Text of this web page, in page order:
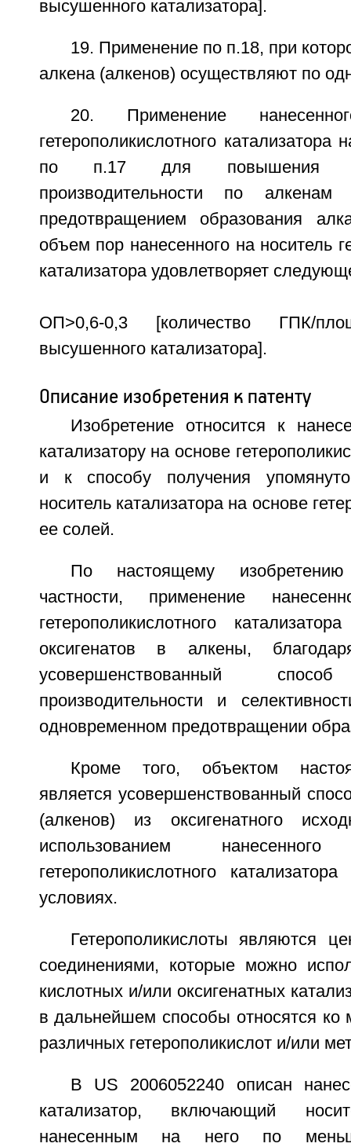
высушенного катализатора].
19. Применение по п.18, при
алкена (алкенов) осуществляют по
20. Применение
гетерополикислотного катализатора
по п.17 для повышения
производительности по
предотвращением образования
объем пор нанесенного на носитель
катализатора удовлетворяет
ОП>0,6-0,3 [количество ГПК/
высушенного катализатора].
Описание изобретения к патенту
Изобретение относится к
катализатору на основе
и к способу получения
носитель катализатора на основе
ее солей.
По настоящему
частности, применение
гетерополикислотного
оксигенатов в алкены,
усовершенствованный
производительности и
одновременном предотвращении
Кроме того, объектом
является усовершенствованный
(алкенов) из оксигенатного
использованием
гетерополикислотного
условиях.
Гетерополикислоты являются
соединениями, которые можно
кислотных и/или оксигенатных
в дальнейшем способы относятся ко
различных гетерополикислот и/или
В US 2006052240 описан
катализатор, включающий
нанесенным на него по